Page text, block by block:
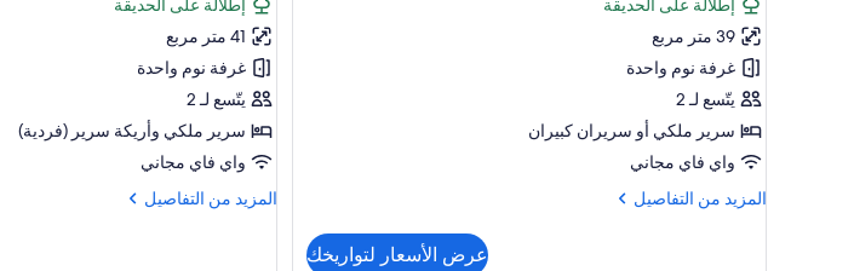
Select
Adults
Only
إطلالة على الحديقة
39 متر مربع
غرفة نوم واحدة
يتّسع لـ 2
سرير ملكي‫‬ أو سريران كبيران
واي فاي مجاني
المزيد من التفاصيل
المزيد
عرض الأسعار لتواريخك
Select
Adults
Only
إطلالة على الحديقة
41 متر مربع
غرفة نوم واحدة
يتّسع لـ 2
سرير ملكي‫‬ وأريكة سرير (فردية)
واي فاي مجاني
المزيد من التفاصيل
المزيد